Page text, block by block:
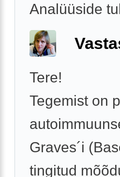
Analüüside
Tere!
Tegemist on
Graves´i
tingitud